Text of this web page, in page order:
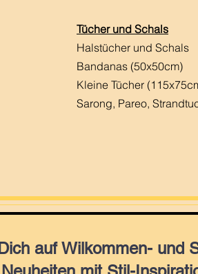
Tücher und Schals
Halstücher und Schals
Bandanas (50x50cm)
Kleine Tücher
Sarong, Pareo,
auf Wilkommen- und